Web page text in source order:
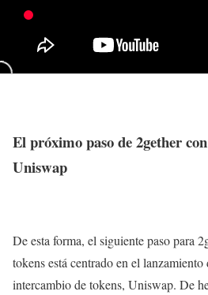
El próximo paso de 2gether
Uniswap
De esta forma, el siguiente paso para
tokens está centrado en el
intercambio de tokens, Uniswap. De